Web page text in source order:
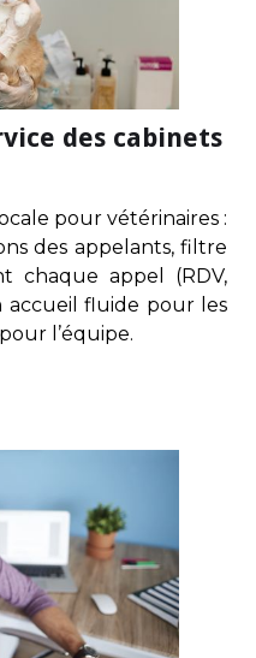
des cabinets
pour vétérinaires :
des appelants, filtre
chaque appel (RDV,
accueil fluide pour les
l’équipe.